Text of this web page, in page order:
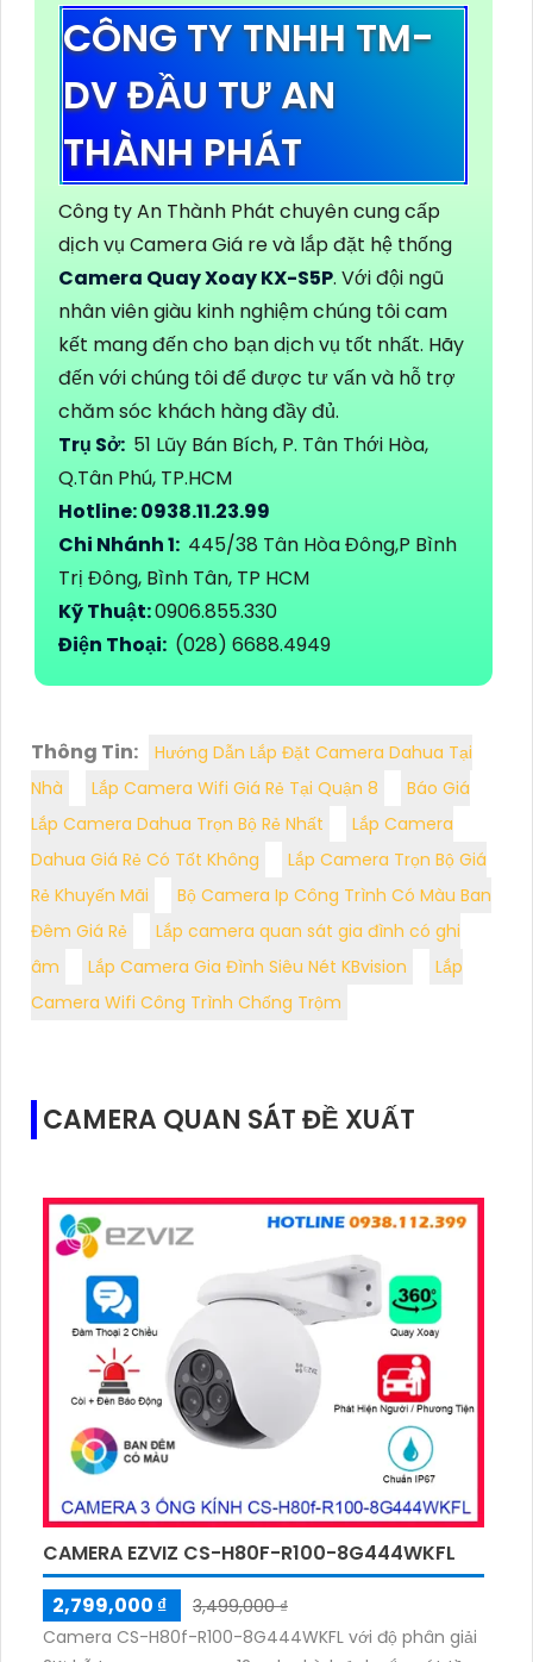
CÔNG TY TNHH TM-
DV ĐẦU TƯ AN
THÀNH PHÁT
Công ty An Thành Phát chuyên cung cấp
dịch vụ Camera Giá re và lắp đặt hệ thống
Camera Quay Xoay KX-S5P. Với đội ngũ
nhân viên giàu kinh nghiệm chúng tôi cam
kết mang đến cho bạn dịch vụ tốt nhất. Hãy
đến với chúng tôi để được tư vấn và hỗ trợ
chăm sóc khách hàng đầy đủ.
Trụ Sở: 51 Lũy Bán Bích, P. Tân Thới Hòa,
Q.Tân Phú, TP.HCM
Hotline: 0938.11.23.99
Chi Nhánh 1: 445/38 Tân Hòa Đông,P Bình
Trị Đông, Bình Tân, TP HCM
Kỹ Thuật:0906.855.330
Điện Thoại: (028) 6688.4949
Thông Tin:
Hướng Dẫn Lắp Đặt Camera Dahua Tại
Nhà
Lắp Camera Wifi Giá Rẻ Tại Quận 8
Báo Giá
Lắp Camera Dahua Trọn Bộ Rẻ Nhất
Lắp Camera
Dahua Giá Rẻ Có Tốt Không
Lắp Camera Trọn Bộ Giá
Rẻ Khuyến Mãi
Bộ Camera Ip Công Trình Có Màu Ban
Đêm Giá Rẻ
Lắp camera quan sát gia đình có ghi
âm
Lắp Camera Gia Đình Siêu Nét KBvision
Lắp
Camera Wifi Công Trình Chống Trộm
CAMERA QUAN SÁT ĐỀ XUẤT
CAMERA EZVIZ CS-H80F-R100-8G444WKFL
2,799,000 ₫
3,499,000 ₫
Camera CS-H80f-R100-8G444WKFL với độ phân giải